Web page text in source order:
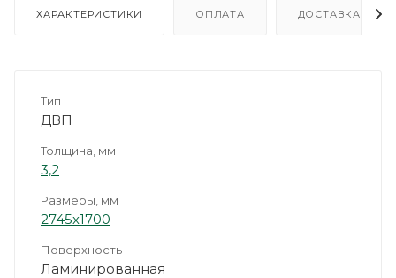
ХАРАКТЕРИСТИКИ ОПЛАТА ДОСТАВКА
Тип
ДВП
Толщина, мм
3,2
Размеры, мм
2745х1700
Поверхность
Ламинированная